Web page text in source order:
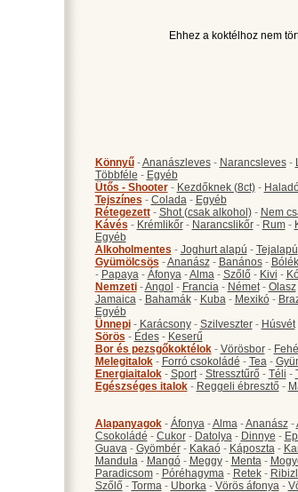
Ehhez a koktélhoz nem
Könnyű-Ananászleves- Narancsleves-
Többféle - Egyéb
Ütős - Shooter- Kezdőknek (8ct)-
Tejszínes - Colada- Egyéb
Rétegezett- Shot (csak alkohol)- Nem
Kávés - Krémlikőr- Narancslikőr- Rum-
Egyéb
Alkoholmentes - Joghurt alapú - Tejalapú
Gyümölcsös -Ananász- Banános- Bólék
- Papaya- Áfonya-Alma- Szőlő- Kivi -
Nemzeti-Angol - Francia- Német- Olasz
Jamaica- Bahamák- Kuba- Mexikó-
Egyéb
Ünnepi- Karácsony- Szilveszter- Húsvét
Sörös - Édes- Keserű
Bor és pezsgőkoktélok- Vörösbor-
Melegitalok- Forró csokoládé - Tea-
Energiaitalok- Sport- Stressztűrő- Téli -
Egészséges italok- Reggeli ébresztő-
Alapanyagok- Áfonya-Alma-Ananász-
Csokoládé - Cukor- Datolya- Dinnye -
Guava- Gyömbér- Kakaó- Káposzta-
Mandula- Mangó- Meggy- Menta-
Paradicsom- Póréhagyma- Retek-
Szőlő- Torma- Uborka- Vörös áfonya-